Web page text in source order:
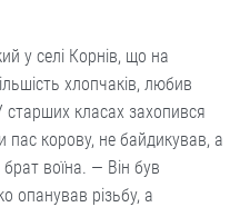
у селі Корнів, що на
хлопчаків, любив
класах захопився
пас корову, не байдикував, а
воїна. — Він був
опанував різьбу, а